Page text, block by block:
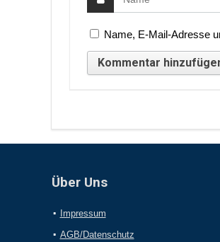
Name, E-Mail-Adresse
Über Uns
Impressum
AGB/Datenschutz